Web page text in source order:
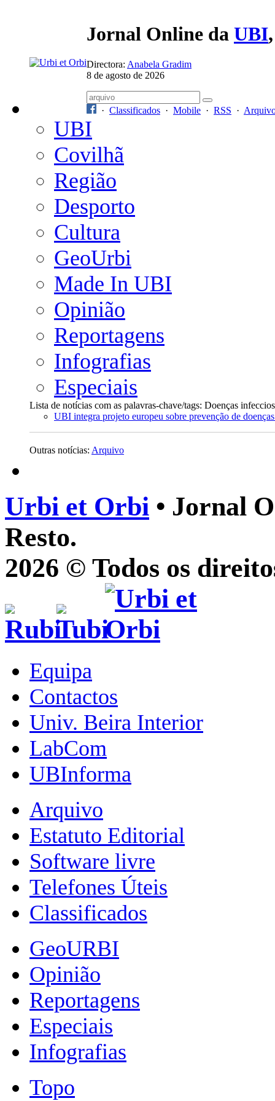
Jornal Online da UBI
Directora: Anabela Gradim
8 de agosto de 2026
· Classificados · Mobile · RSS ·
UBI
Covilhã
Região
Desporto
Cultura
GeoUrbi
Made In UBI
Opinião
Reportagens
Infografias
Especiais
Lista de notícias com as palavras-chave/tags: Doenças
UBI integra projeto europeu sobre prevenção de
Outras notícias: Arquivo
Urbi et Orbi • Jornal
Resto.
2026 © Todos os
Equipa
Contactos
Univ. Beira Interior
LabCom
UBInforma
Arquivo
Estatuto Editorial
Software livre
Telefones Úteis
Classificados
GeoURBI
Opinião
Reportagens
Especiais
Infografias
Topo